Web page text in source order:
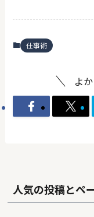
仕事術
よ
人気の投稿とペ